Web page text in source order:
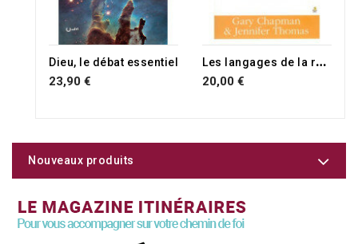
Dieu, le débat essentiel
23,90 €
L
es langages de la réconciliation
20,00 €
Nouveaux produits